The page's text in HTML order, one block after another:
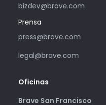
bizdev@brave.com
Prensa
press@brave.com
legal@brave.com
Oficinas
Brave San Francisco